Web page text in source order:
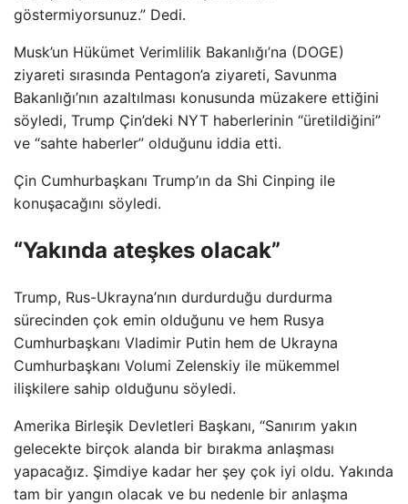
göstermiyorsunuz.” Dedi.
Musk’un Hükümet Verimlilik Bakanlığı’na (DOGE)
ziyareti sırasında Pentagon’a ziyareti, Savunma
Bakanlığı’nın azaltılması konusunda müzakere ettiğini
söyledi, Trump Çin’deki NYT haberlerinin “üretildiğini”
ve “sahte haberler” olduğunu iddia etti.
Çin Cumhurbaşkanı Trump’ın da Shi Cinping ile
konuşacağını söyledi.
“Yakında ateşkes olacak”
Trump, Rus-Ukrayna’nın durdurduğu durdurma
sürecinden çok emin olduğunu ve hem Rusya
Cumhurbaşkanı Vladimir Putin hem de Ukrayna
Cumhurbaşkanı Volumi Zelenskiy ile mükemmel
ilişkilere sahip olduğunu söyledi.
Amerika Birleşik Devletleri Başkanı, “Sanırım yakın
gelecekte birçok alanda bir bırakma anlaşması
yapacağız. Şimdiye kadar her şey çok iyi oldu. Yakında
tam bir yangın olacak ve bu nedenle bir anlaşma